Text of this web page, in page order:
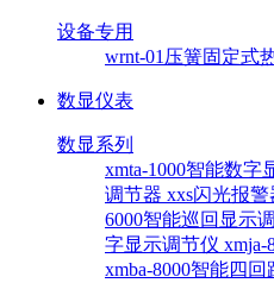
设备专用
wrnt-01压簧固定式
数显仪表
数显系列
xmta-1000智能数字
调节器 xxs闪光报警
6000智能巡回显示
字显示调节仪 xmja-
xmba-8000智能四